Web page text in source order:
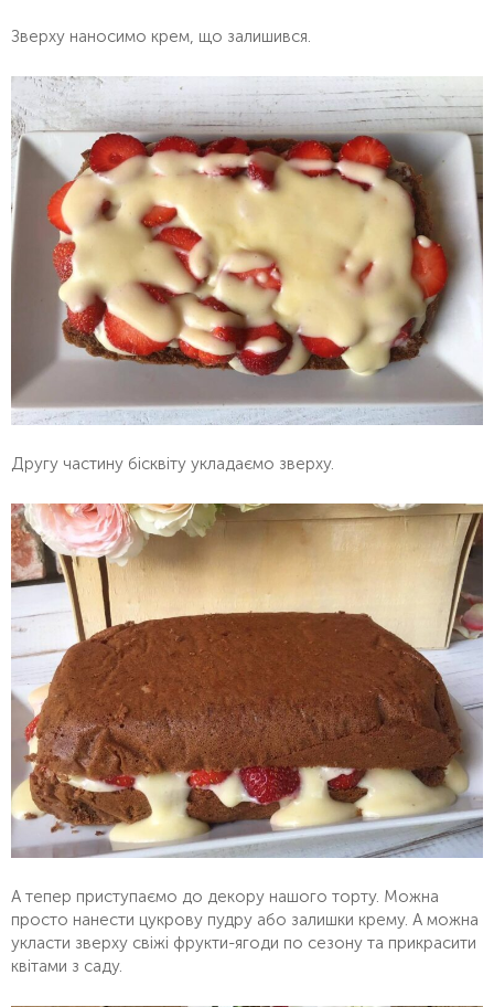
Зверху наносимо крем, що залишився.
Другу частину бісквіту укладаємо зверху.
А тепер приступаємо до декору нашого торту. Можна
просто нанести цукрову пудру або залишки крему. А можна
укласти зверху свіжі фрукти-ягоди по сезону та прикрасити
квітами з саду.